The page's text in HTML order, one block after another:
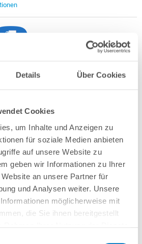
Details Über Cookies
Cookies
um Inhalte und Anzeigen zu
für soziale Medien anbieten
auf unsere Website zu
geben wir Informationen zu Ihrer
an unsere Partner für
und Analysen weiter. Unsere
möglicherweise mit
die Sie ihnen bereitgestellt
SANAHQ -Made Germany- bestehend
75 W : Reduziert den
PRO PRIME 400 / SPECK PP 7( Made in